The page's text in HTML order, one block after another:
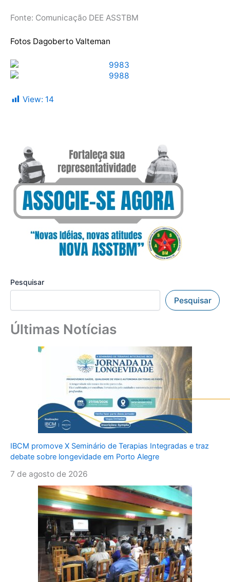
Fonte: Comunicação DEE ASSTBM
Fotos Dagoberto Valteman
View: 14
Pesquisar
Pesquisar
Últimas Notícias
IBCM promove X Seminário de Terapias Integradas e traz
debate sobre longevidade em Porto Alegre
7 de agosto de 2026